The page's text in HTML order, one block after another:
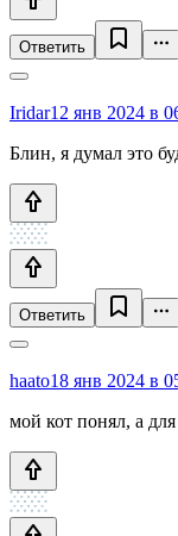
Ответить
Iridar12 янв 2024 в
Блин, я думал это
Ответить
haato18 янв 2024 в
мой кот понял, а